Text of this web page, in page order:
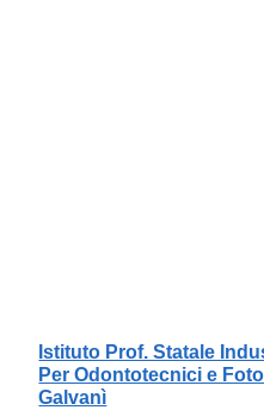
Istituto Prof. Statale
Per Odontotecnici e
Galvanì